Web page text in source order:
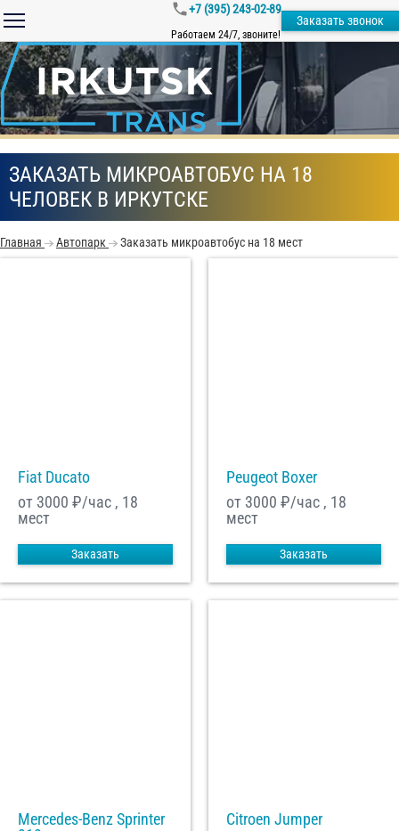
+7 (395) 243-02-89
Работаем 24/7, звоните!
Заказать звонок
ЗАКАЗАТЬ МИКРОАВТОБУС НА 18
ЧЕЛОВЕК В ИРКУТСКЕ
Главная Автопарк Заказать микроавтобус на 18 мест
Fiat Ducato
от 3000 ₽/час , 18
мест
Заказать
Peugeot Boxer
от 3000 ₽/час , 18
мест
Заказать
Mercedes-Benz Sprinter
Citroen Jumper
обработку моих Персональных данных